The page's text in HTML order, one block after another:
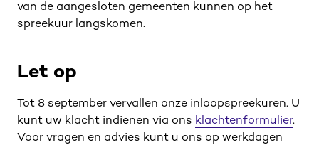
van de aangesloten gemeenten kunnen op het
spreekuur langskomen.
Let op
Tot 8 september vervallen onze inloopspreekuren. U
kunt uw klacht indienen via ons klachtenformulier.
Voor vragen en advies kunt u ons op werkdagen